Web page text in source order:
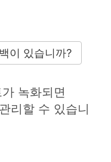
이 있습니까?
녹화되면
리할 수 있습니